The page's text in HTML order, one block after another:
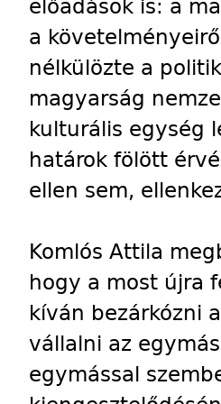
előadások is: a
a
nélkülözte a
magyarság
kulturális egység
határok fölött
ellen sem,
Komlós Attila
hogy a most újra
kíván bezárkózni
vállalni az
egymással